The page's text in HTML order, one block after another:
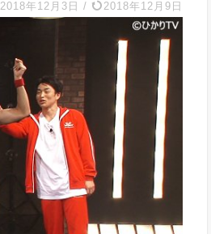
2018年12月3日 / 2018年12月9日